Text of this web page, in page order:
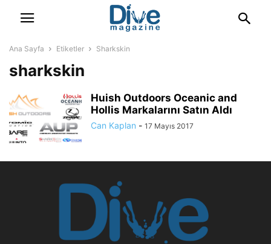
Ana Sayfa Etiketler Sharkskin
sharkskin
Huish Outdoors Oceanic and
Hollis Markalarını Satın Aldı
Can Kaplan - 17 Mayıs 2017